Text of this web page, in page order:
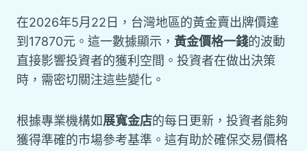
在2026年5月22日，台灣地區的黃金賣出牌價達
到17870元。這一數據顯示， 黃金價格一錢的波動
直接影響投資者的獲利空間。投資者在做出決策
時，需密切關注這些變化。
根據專業機構如展寬金店的每日更新，投資者能夠
獲得準確的市場參考基準。這有助於確保交易價格